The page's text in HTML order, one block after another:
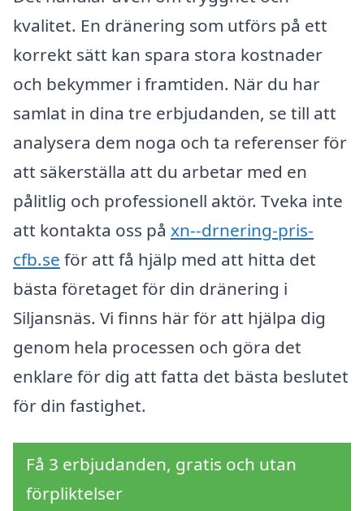
kvalitet. En dränering som utförs på ett
korrekt sätt kan spara stora kostnader
och bekymmer i framtiden. När du har
samlat in dina tre erbjudanden, se till att
analysera dem noga och ta referenser för
att säkerställa att du arbetar med en
pålitlig och professionell aktör. Tveka inte
att kontakta oss på xn--drnering-pris-
cfb.se för att få hjälp med att hitta det
bästa företaget för din dränering i
Siljansnäs. Vi finns här för att hjälpa dig
genom hela processen och göra det
enklare för dig att fatta det bästa beslutet
för din fastighet.
Få 3 erbjudanden, gratis och utan
förpliktelser